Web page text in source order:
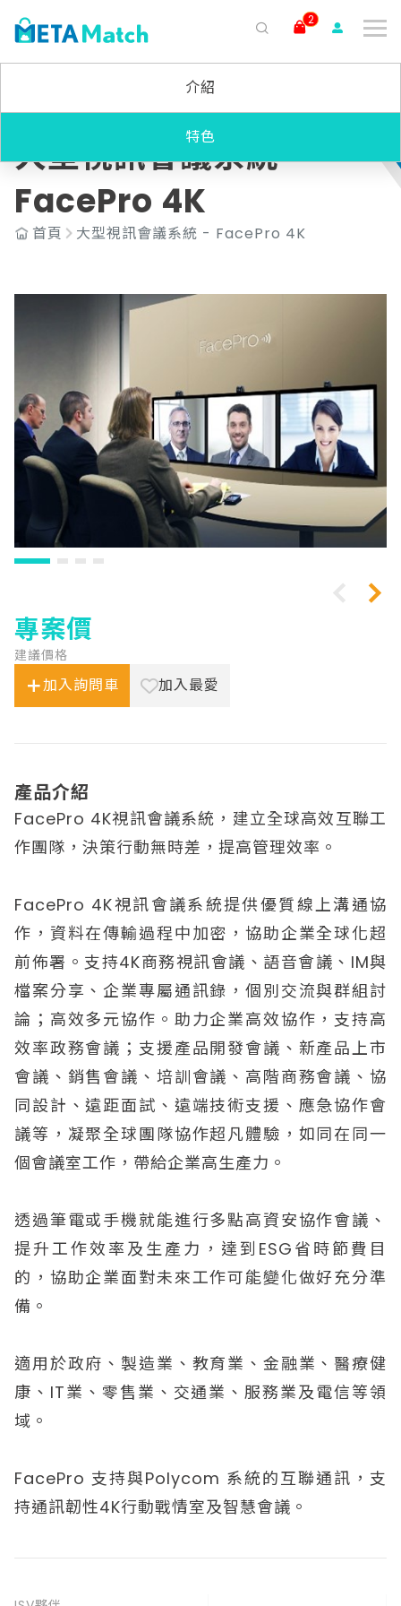
claude
2
介紹
特色
大型視訊會議系統 -
FacePro 4K
首頁 大型視訊會議系統 - FacePro 4K
專案價
建議價格
加入詢問車 加入最愛
產品介紹
FacePro 4K視訊會議系統，建立全球高效互聯工
作團隊，決策行動無時差，提高管理效率。
FacePro 4K視訊會議系統提供優質線上溝通協
作，資料在傳輸過程中加密，協助企業全球化超
前佈署。支持4K商務視訊會議、語音會議、IM與
檔案分享、企業專屬通訊錄，個別交流與群組討
論；高效多元協作。助力企業高效協作，支持高
效率政務會議；支援產品開發會議、新產品上市
會議、銷售會議、培訓會議、高階商務會議、協
同設計、遠距面試、遠端技術支援、應急協作會
議等，凝聚全球團隊協作超凡體驗，如同在同一
個會議室工作，帶給企業高生產力。
透過筆電或手機就能進行多點高資安協作會議、
提升工作效率及生產力，達到ESG省時節費目
的，協助企業面對未來工作可能變化做好充分準
備。
適用於政府、製造業、教育業、金融業、醫療健
康、IT業、零售業、交通業、服務業及電信等領
域。
FacePro 支持與Polycom 系統的互聯通訊，支
持通訊韌性4K行動戰情室及智慧會議。